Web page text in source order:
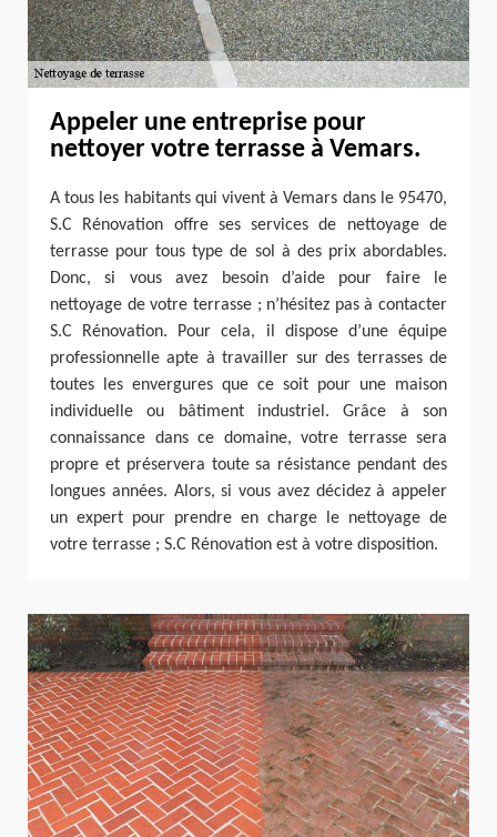
Appeler une entreprise pour
nettoyer votre terrasse à Vemars.
A tous les habitants qui vivent à Vemars dans le 95470,
S.C Rénovation offre ses services de nettoyage de
terrasse pour tous type de sol à des prix abordables.
Donc, si vous avez besoin d’aide pour faire le
nettoyage de votre terrasse ; n’hésitez pas à contacter
S.C Rénovation. Pour cela, il dispose d’une équipe
professionnelle apte à travailler sur des terrasses de
toutes les envergures que ce soit pour une maison
individuelle ou bâtiment industriel. Grâce à son
connaissance dans ce domaine, votre terrasse sera
propre et préservera toute sa résistance pendant des
longues années. Alors, si vous avez décidez à appeler
un expert pour prendre en charge le nettoyage de
votre terrasse ; S.C Rénovation est à votre disposition.